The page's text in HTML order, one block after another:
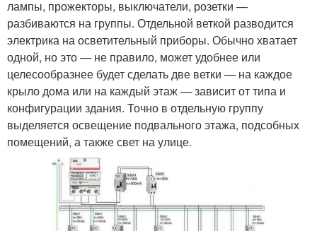
лампы, прожекторы, выключатели, розетки —
разбиваются на группы. Отдельной веткой разводится
электрика на осветительный приборы. Обычно хватает
одной, но это — не правило, может удобнее или
целесообразнее будет сделать две ветки — на каждое
крыло дома или на каждый этаж — зависит от типа и
конфигурации здания. Точно в отдельную группу
выделяется освещение подвального этажа, подсобных
помещений, а также свет на улице.